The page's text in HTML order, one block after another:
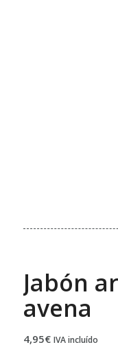
Jabón
avena
4,95€ IVA incluído